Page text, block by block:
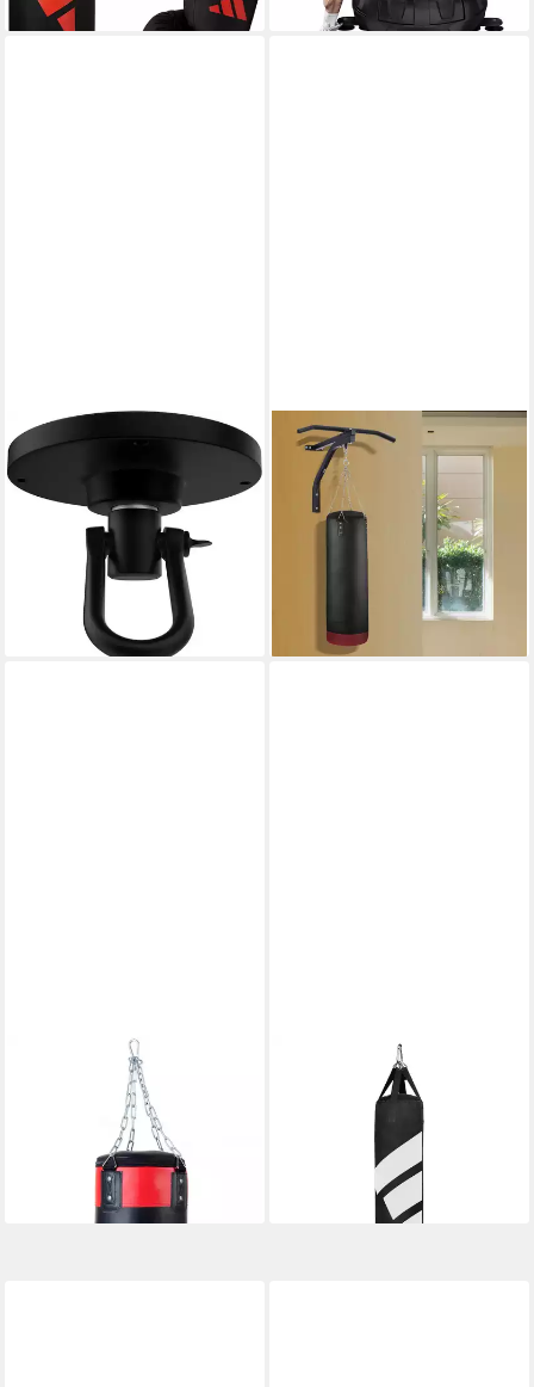
RDX
Boxsack RDX Boxsackhaken
Boxsackhaken
Boxsackhalterung
Deckenmontage
23,99 €
lieferbar - in 2-3 Werktagen bei dir
FURNICATO
Boxsack Boxsackhalterung
Wandhalterung 93x47x51 cm
Stahl Schwarz (1-tlg)
63,95 €
lieferbar - in 3-4 Werktagen bei dir
Boxsack Charlsten Boxsack
10kg inkl. Kette und Haken
zum Einhängen (1-tlg)
lieferbar - in 4-5 Werktagen bei dir
ADIDAS PERFORMANCE
Boxsack adidas Nylon
Punching Bag
UVP95,00 €
lieferbar in 2 Wochen